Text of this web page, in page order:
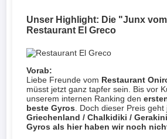
Unser Highlight: Die "Junx
Restaurant El Greco
Vorab:
Liebe Freunde vom Restaurant
müsst jetzt ganz tapfer sein. Bis vor
unserem internen Ranking den
beste Gyros . Doch dieser Preis
Griechenland / Chalkidiki / Gerakini
Gyros als hier haben wir noch